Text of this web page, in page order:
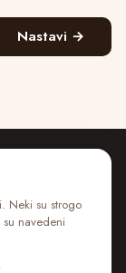
Nastavi →
Neki su strogo
navedeni